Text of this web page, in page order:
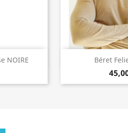
NOIRE Béret
Vista